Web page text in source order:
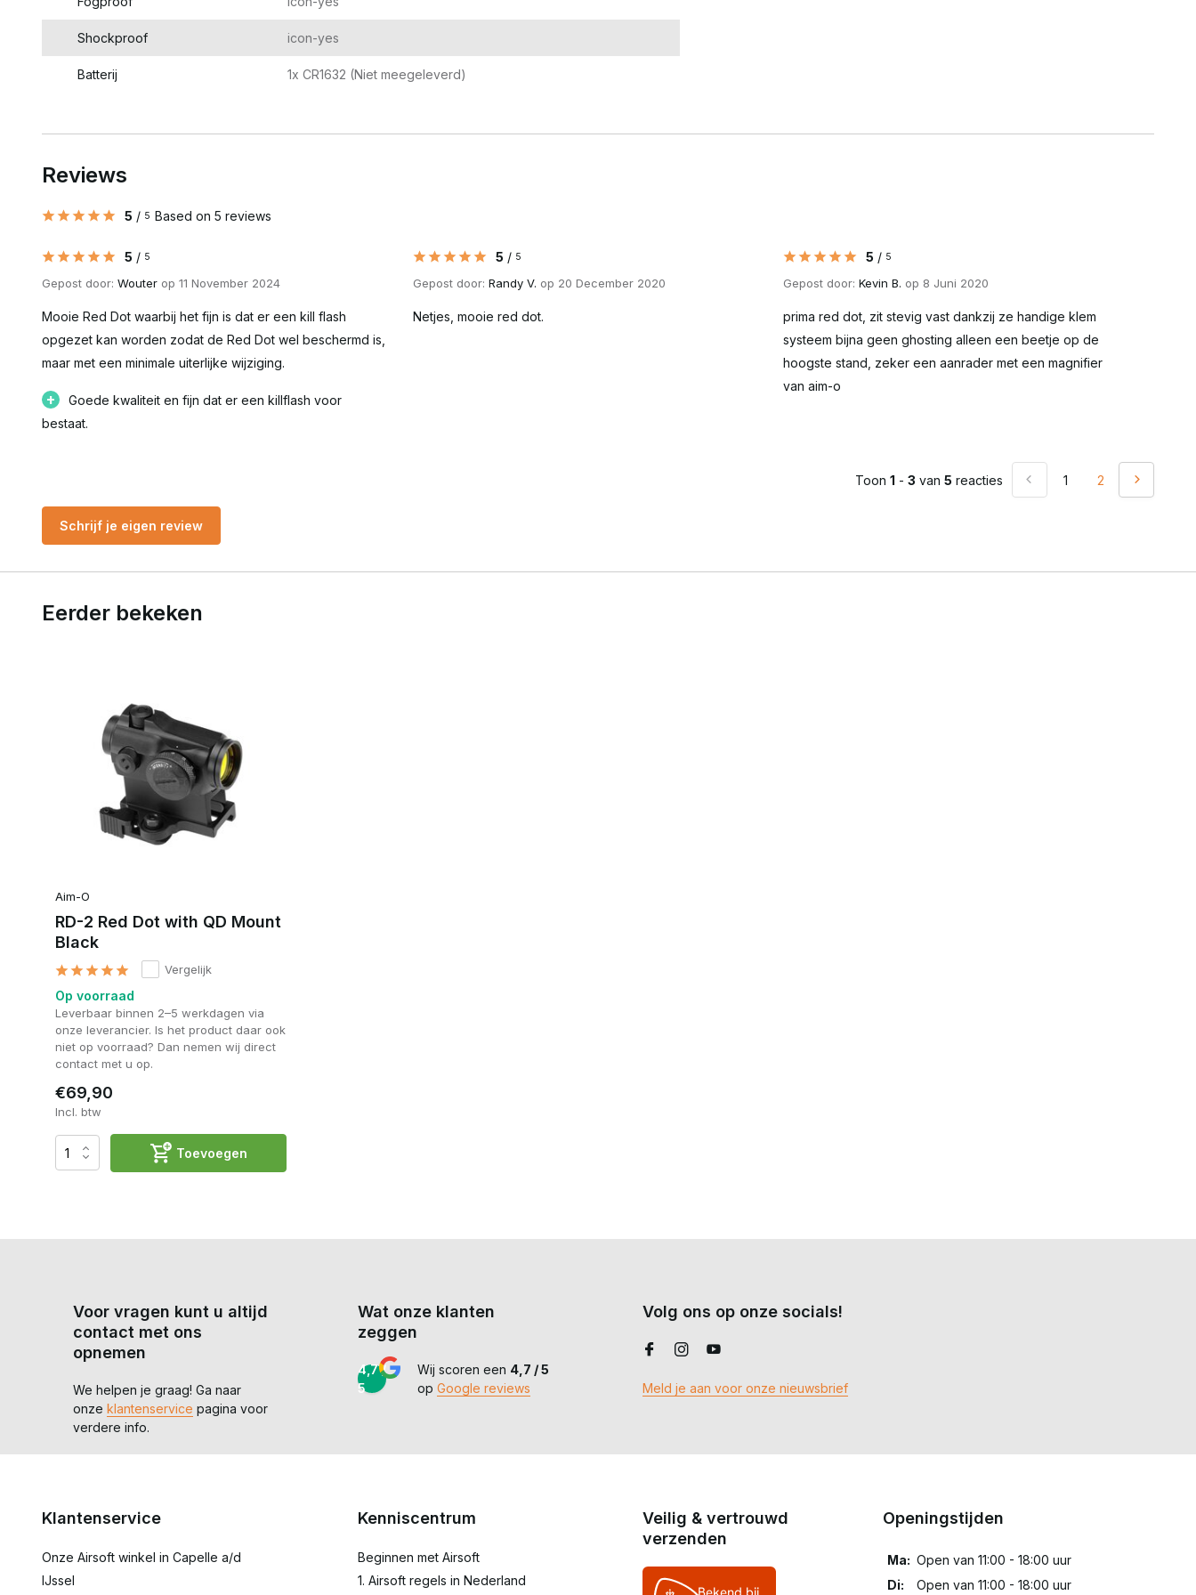
Shockproof icon-yes
Batterij 1x CR1632 (Niet meegeleverd)
Reviews
5 / 5 Based on 5 reviews
5 / 5
Gepost door: Wouter op 11 November 2024
Mooie Red Dot waarbij het fijn is dat er een kill flash
opgezet kan worden zodat de Red Dot wel beschermd is,
maar met een minimale uiterlijke wijziging.
+
Goede kwaliteit en fijn dat er een killflash voor
bestaat.
5 / 5
Gepost door: Randy V. op 20 December 2020
Netjes, mooie red dot.
5 / 5
Gepost door:Kevin B. op 8 Juni 2020
prima red dot, zit stevig vast dankzij ze handige klem
systeem bijna geen ghosting alleen een beetje op de
hoogste stand, zeker een aanrader met een magnifier
van aim-o
Toon 1 - 3 van 5 reacties 1 2
Schrijf je eigen review
Eerder bekeken
Aim-O
RD-2 Red Dot with QD Mount
Black
Vergelijk
Op voorraad
Leverbaar binnen 2–5 werkdagen via
onze leverancier. Is het product daar ook
niet op voorraad? Dan nemen wij direct
contact met u op.
€69,90
Incl. btw
Toevoegen
Voor vragen kunt u altijd
contact met ons
opnemen
We helpen je graag! Ga naar
onze klantenservice pagina voor
verdere info.
Wat onze klanten
zeggen
4,7 /
5
Wij scoren een 4,7 / 5
op Google reviews
Volg ons op onze socials!
Meld je aan voor onze nieuwsbrief
Klantenservice
Onze Airsoft winkel in Capelle a/d
IJssel
Kenniscentrum
Beginnen met Airsoft
1. Airsoft regels in Nederland
Veilig & vertrouwd
verzenden
Openingstijden
Ma: Open van 11:00 - 18:00 uur
Di:
Open van 11:00 - 18:00 uur